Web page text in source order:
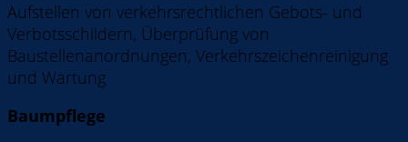
Aufstellen von verkehrsrechtlichen Gebots- und
Verbotsschildern, Überprüfung von
Baustellenanordnungen, Verkehrszeichenreinigung
und Wartung
Baumpflege